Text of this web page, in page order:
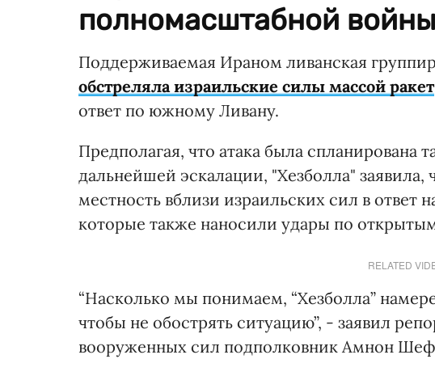
полномасштабной
Поддерживаемая Ираном ливанская
обстреляла израильские силы массой ракет
ответ по южному Ливану.
Предполагая, что атака была спланирована
дальнейшей эскалации, "Хезболла" заявила,
местность вблизи израильских сил в ответ
которые также наносили удары по
RELATED
“Насколько мы понимаем, “Хезболла”
чтобы не обострять ситуацию”, - заявил
вооруженных сил подполковник Амнон